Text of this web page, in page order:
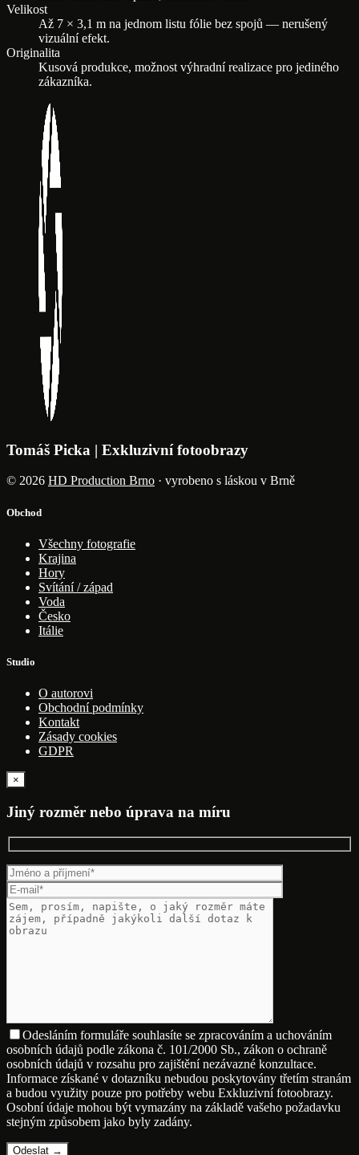
Velikost
Až 7 × 3,1 m na jednom listu fólie bez spojů — nerušený
vizuální efekt.
Originalita
Kusová produkce, možnost výhradní realizace pro jediného
zákazníka.
Tomáš Picka | Exkluzivní fotoobrazy
© 2026 HD Production Brno · vyrobeno s láskou v Brně
Obchod
Všechny fotografie
Krajina
Hory
Svítání / západ
Voda
Česko
Itálie
Studio
O autorovi
Obchodní podmínky
Kontakt
Zásady cookies
GDPR
×
Jiný rozměr nebo úprava na míru
Odesláním formuláře souhlasíte se zpracováním a uchováním
osobních údajů podle zákona č. 101/2000 Sb., zákon o ochraně
osobních údajů v rozsahu pro zajištění nezávazné konzultace.
Informace získané v dotazníku nebudou poskytovány třetím stranám
a budou využity pouze pro potřeby webu Exkluzivní fotoobrazy.
Osobní údaje mohou být vymazány na základě vašeho požadavku
stejným způsobem jako byly zadány.